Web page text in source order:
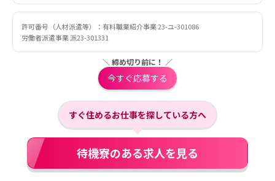
許可番号（人材派遣等）：有料職業紹介事業 23-ユ-301086
労働者派遣事業 派23-301331
＼ 締め切り前に！ ／
今すぐ応募する
すぐ住めるお仕事を探している方へ
待機寮のある求人を見る